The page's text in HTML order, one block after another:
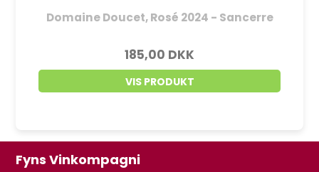
Domaine Doucet, Rosé 2024 - Sancerre
185,00 DKK
VIS PRODUKT
Fyns Vinkompagni